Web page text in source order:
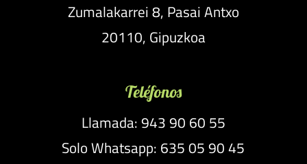
Zumalakarrei 8, Pasai Antxo
20110, Gipuzkoa
Teléfonos
Llamada: 943 90 60 55
Solo Whatsapp: 635 05 90 45